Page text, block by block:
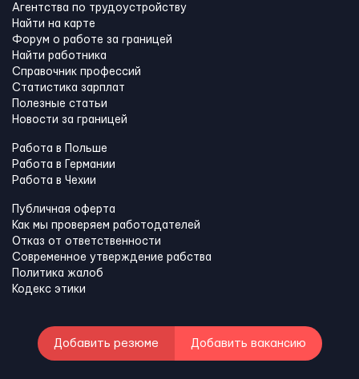
Агентства по трудоустройству
Найти на карте
Форум о работе за границей
Найти работника
Справочник профессий
Статистика зарплат
Полезные статьи
Новости за границей
Работа в Польше
Работа в Германии
Работа в Чехии
Публичная оферта
Как мы проверяем работодателей
Отказ от ответственности
Современное утверждение рабства
Политика жалоб
Кодекс этики
Добавить резюме Добавить вакансию